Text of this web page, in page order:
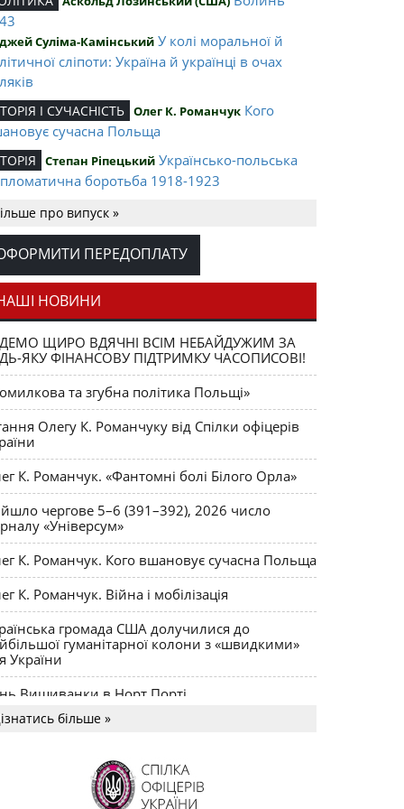
Суліма-Камінський У колі моральної й
сліпоти: Україна й українці в очах
І СУЧАСНІСТЬ Олег К. Романчук Кого
сучасна Польща
Степан Ріпецький Українсько-польська
боротьба 1918-1923
НАЦІЇ Оксана Захарчук
ВИДАННЯ Юрій Щербак Opus magnum
К. Романчука
К. Романчука
РЕДАКЦІЙНЕ Олег К. Романчук Журавель і
як уособлення української політстратегії й
про випуск »
ПЕРЕДОПЛАТУ
НОВИНИ
ЩИРО ВДЯЧНІ ВСІМ НЕБАЙДУЖИМ ЗА
ЯКУ ФІНАНСОВУ ПІДТРИМКУ ЧАСОПИСОВІ!
та згубна політика Польщі»
Олегу К. Романчуку від Спілки офіцерів
К. Романчук. «Фантомні болі Білого Орла»
чергове 5–6 (391–392), 2026 число
«Універсум»
К. Романчук. Кого вшановує сучасна Польща
К. Романчук. Війна і мобілізація
громада США долучилися до
гуманітарної колони з «швидкими»
України
Вишиванки в Норт Порті
MAGNUM Олега К. Романчука
більше »